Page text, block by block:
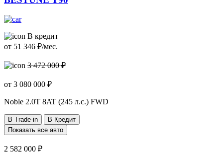
В кредит
от 51 346 ₽/мес.
3 472 000 ₽
от 3 080 000 ₽
Noble 2.0T 8AT (245 л.с.) FWD
В Trade-in
В Кредит
Показать все авто
2 582 000 ₽